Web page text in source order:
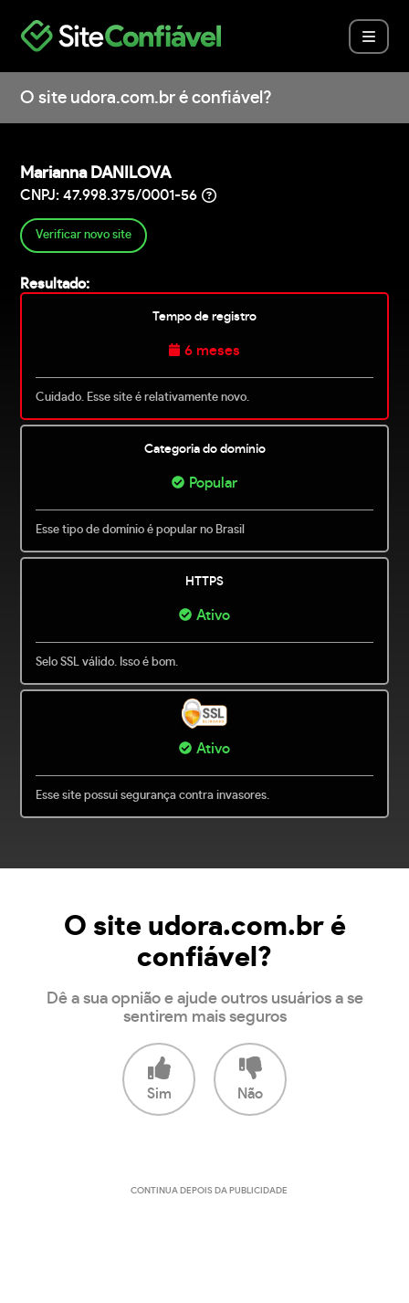
O site udora.com.br é confiável?
Marianna DANILOVA
CNPJ: 47.998.375/0001-56
Verificar novo site
Resultado:
Tempo de registro
6 meses
Cuidado. Esse site é relativamente novo.
Categoria do domínio
Popular
Esse tipo de domínio é popular no Brasil
HTTPS
Ativo
Selo SSL válido. Isso é bom.
Ativo
Esse site possui segurança contra invasores.
O site udora.com.br é
confiável?
Dê a sua opnião e ajude outros usuários a se
sentirem mais seguros
Sim Não
CONTINUA DEPOIS DA PUBLICIDADE